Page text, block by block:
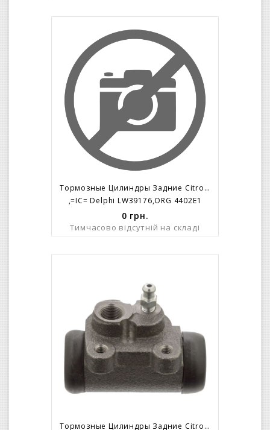
Тормозные Цилиндры Задние Citroen C-2 C-3 (левый)
,=IC= Delphi LW39176,ORG 4402E1
0 грн.
Тимчасово відсутній на складі
Тормозные Цилиндры Задние Citroen C-2 C-3 (левый)